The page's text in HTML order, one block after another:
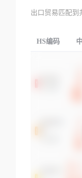
出口贸易匹配到
HS编码